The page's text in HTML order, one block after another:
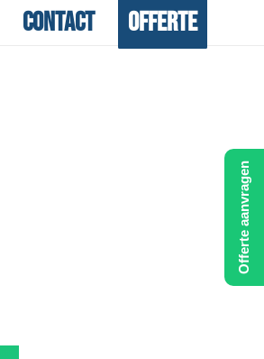
Contact Offerte
Offerte aanvragen